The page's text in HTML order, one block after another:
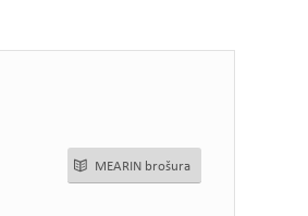
MEARIN brošura